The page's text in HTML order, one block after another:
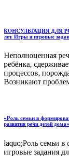
КОНСУЛЬТАЦИЯ ДЛЯ
лет. Игры и игровые
Неполноценная
ребёнка,
процессов,
Возникают
«Роль семьи в
развития речи детей
laquo;Роль семьи
игровые задания